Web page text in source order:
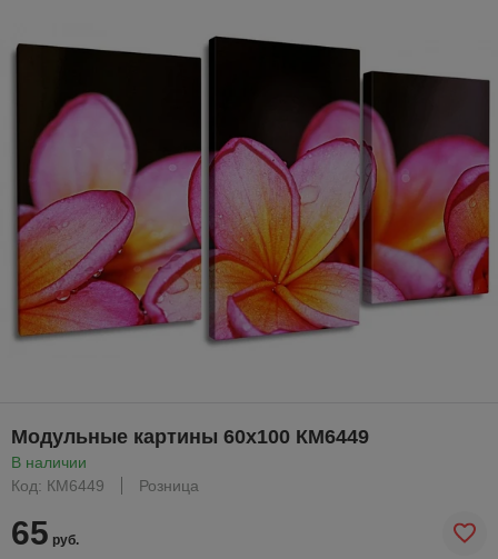
Модульные картины 60x100 КМ6449
В наличии
Код: КМ6449
Розница
65 руб.